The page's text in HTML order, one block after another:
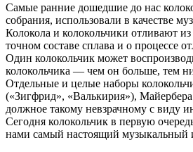
Самые ранние дошедшие до нас
собрания, использовали в качестве
Колокола и колокольчики отливают
точном составе сплава и о процессе
Один колокольчик может
колокольчика — чем он больше, тем
Отдельные и целые наборы
(«Зигфрид», «Валькирия»),
должное такому невзрачному с виду
Сегодня колокольчик в первую
нами самый настоящий музыкальный